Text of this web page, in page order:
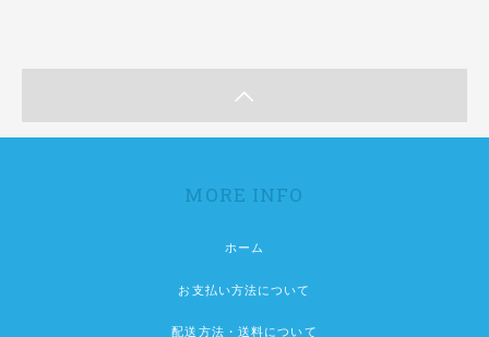
MORE INFO
ホーム
お支払い方法について
配送方法・送料について